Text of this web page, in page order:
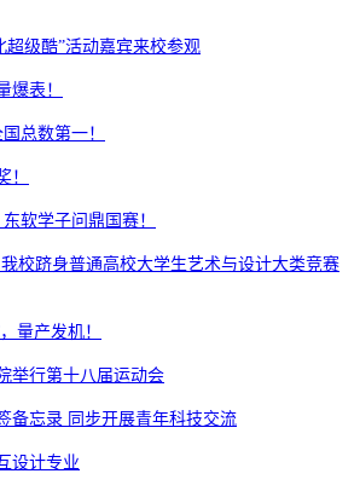
超级酷”活动嘉宾来校参观
爆表！
总数第一！
！
软学子问鼎国赛！
校跻身普通高校大学生艺术与设计大类竞赛
量产发机！
举行第十八届运动会
备忘录 同步开展青年科技交流
设计专业